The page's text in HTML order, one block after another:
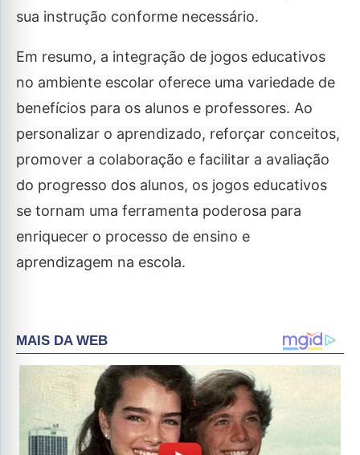
sua instrução conforme necessário.
Em resumo, a integração de jogos educativos
no ambiente escolar oferece uma variedade de
benefícios para os alunos e professores. Ao
personalizar o aprendizado, reforçar conceitos,
promover a colaboração e facilitar a avaliação
do progresso dos alunos, os jogos educativos
se tornam uma ferramenta poderosa para
enriquecer o processo de ensino e
aprendizagem na escola.